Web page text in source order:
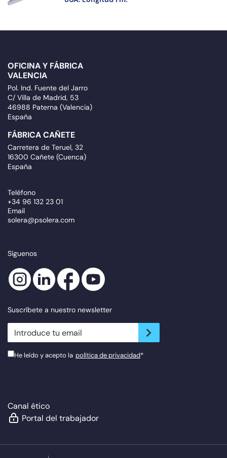
OFICINA Y FÁBRICA
VALENCIA
Pol. Ind. Fuente del Jarro
C/ Villa de Madrid, 53
46988 Paterna (Valencia)
España
FÁBRICA CAÑETE
Carretera de Teruel, 32
16300 Cañete (Cuenca)
España
Teléfono
+34 96 132 23 01
Email
solera@psolera.com
Síguenos
Suscríbete a nuestro newsletter
newsletter.suscribe
He leído y acepto la política de privacidad*
Canal ético
Portal del trabajador